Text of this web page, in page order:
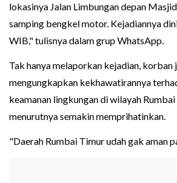
lokasinya Jalan Limbungan depan
samping bengkel motor. Kejadiannya
WIB," tulisnya dalam grup WhatsApp.
Tak hanya melaporkan kejadian, korban
mengungkapkan kekhawatirannya
keamanan lingkungan di wilayah
menurutnya semakin memprihatinkan.
"Daerah Rumbai Timur udah gak aman